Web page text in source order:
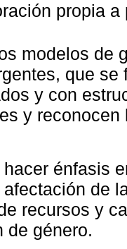
propia
modelos de
que
y con
y
énfasis
de
recursos y
de género.